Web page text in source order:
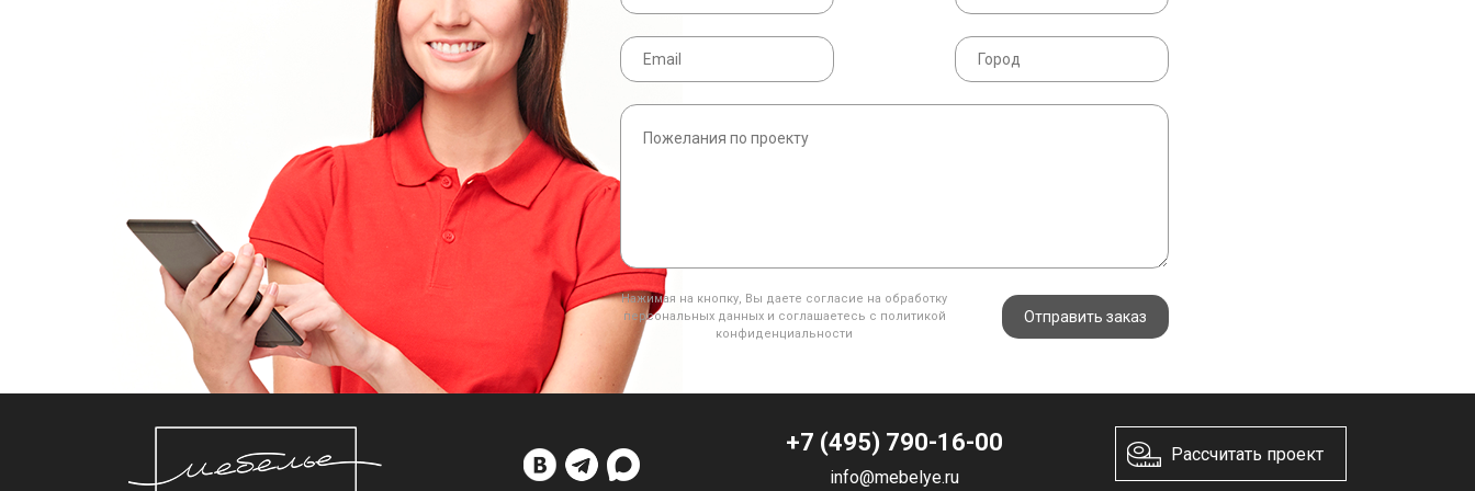
Нажимая на кнопку, Вы даете согласие на обработку
персональных данных и соглашаетесь с политикой
конфиденциальности
Отправить заказ
+7 (495) 790-16-00
info@mebelye.ru
Рассчитать проект